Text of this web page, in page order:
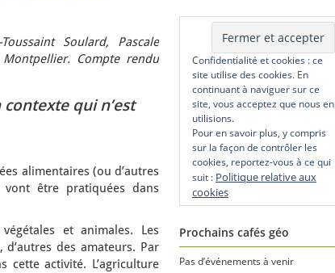
Soulard, Pascale
Montpellier. Compte rendu
qui n’est
alimentaires (ou d’autres
vont être pratiquées dans
et animales. Les
des amateurs. Par
cette activité. L’agriculture
Confidentialité et cookies : ce
site utilise des cookies. En
continuant à naviguer sur ce
site, vous acceptez que nous en
utilisions.
Pour en savoir plus, y compris
sur la façon de contrôler les
cookies, reportez-vous à ce qui
suit : Politique relative aux
cookies
Prochains cafés géo
Pas d’événements à venir